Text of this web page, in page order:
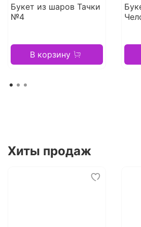
Букет из шаров Тачки
№4
В корзину
Хиты продаж